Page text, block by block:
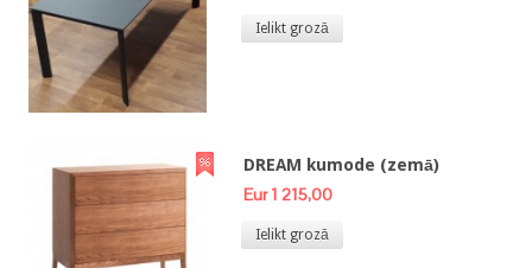
Ielikt grozā
DREAM kumode (zemā)
Eur 1 215,00
Ielikt grozā